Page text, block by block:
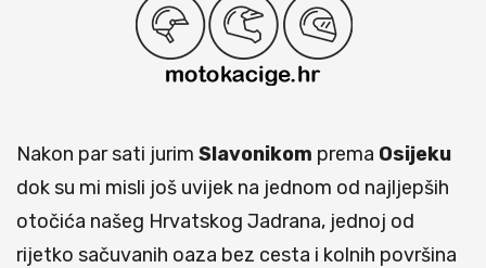
Nakon par sati jurim Slavonikom prema Osijeku
dok su mi misli još uvijek na jednom od najljepših
otočića našeg Hrvatskog Jadrana, jednoj od
rijetko sačuvanih oaza bez cesta i kolnih površina